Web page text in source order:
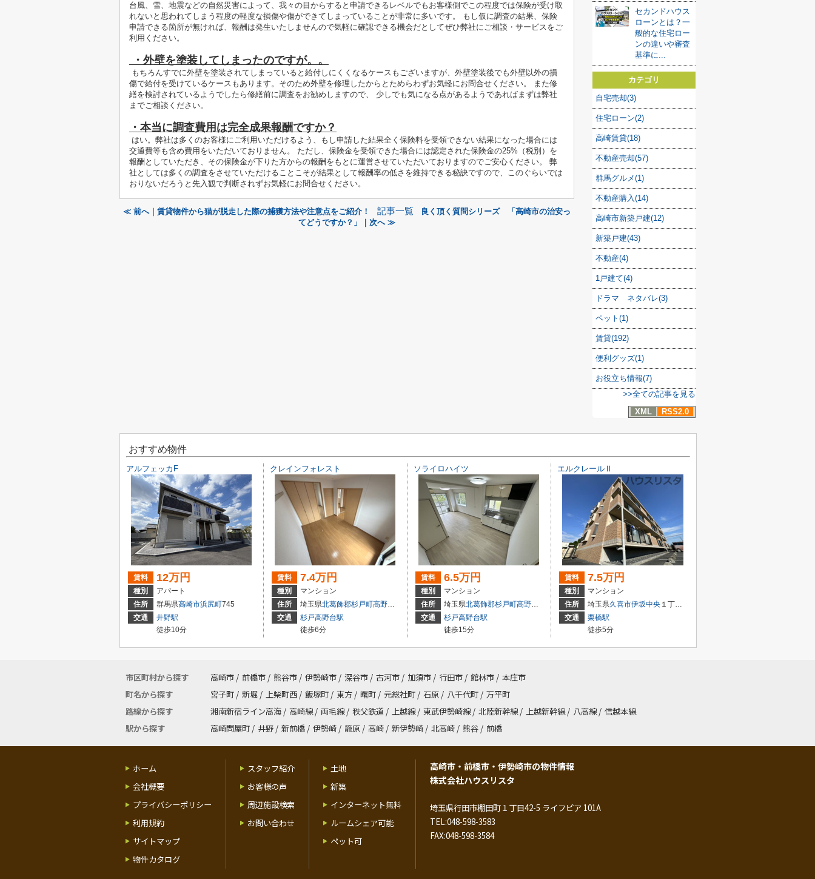
台風、雪、地震などの自然災害によって、我々の目からすると申請できるレベルでもお客様側でこの程度では保険が受け取
れないと思われてしまう程度の軽度な損傷や傷ができてしまっていることが非常に多いです。 もし仮に調査の結果、保険
申請できる箇所が無ければ、報酬は発生いたしませんので気軽に確認できる機会だとしてぜひ弊社にご相談・サービスをご
利用ください。
・外壁を塗装してしまったのですが。。
もちろんすでに外壁を塗装されてしまっていると給付しにくくなるケースもございますが​、外壁塗装後でも外壁以外の損
傷で給付を受けているケースもあります。そのため外壁を修理したからとためらわずお気軽にお問合せください。 また修
繕を検討されているようでしたら修繕前に調査をお勧めしますので、 ​少しでも気になる点があるようであればまずは弊社
までご相談ください。
・本当に調査費用は完全成果報酬ですか？
はい。弊社は多くのお客様にご利用いただけるよう、もし申請した結果全く保険料を受領できない結果になった場合には
交通費等も含め費用をいただいておりません。 ただし、保険金を受領できた場合には認定された保険金の25%（税別）を
報酬としていただき、その保険金が下りた方からの報酬をもとに運営させていただいておりますのでご安心ください。 弊
社としては多くの調査をさせていただけることこそが結果として報酬率の低さを維持できる秘訣ですので、このぐらいでは
おりないだろうと先入観で判断されずお気軽にお問合せください。
≪ 前へ｜賃貸物件から猫が脱走した際の捕獲方法や注意点をご紹介！ 記事一覧
良く頂く質問シリーズ 「高崎市の治安っ
てどうですか？」｜次へ ≫
セカンドハウス
ローンとは？一
般的な住宅ロー
ンの違いや審査
基準に...
カテゴリ
自宅売却(3)
住宅ローン(2)
高崎賃貸(18)
不動産売却(57)
群馬グルメ(1)
不動産購入(14)
高崎市新築戸建(12)
新築戸建(43)
不動産(4)
1戸建て(4)
ドラマ ネタバレ(3)
ペット(1)
賃貸(192)
便利グッズ(1)
お役立ち情報(7)
>>全ての記事を見る
XML
RSS2.0
おすすめ物件
アルフェッカF
賃料 12万円
種別
アパート
住所
群馬県高崎市浜尻町745
交通
井野駅
徒歩10分
クレインフォレスト
賃料 7.4万円
種別
マンション
住所
埼玉県北葛飾郡杉戸町高野台西
３丁目1-1
交通
杉戸高野台駅
徒歩6分
ソライロハイツ
賃料 6.5万円
種別
マンション
住所
埼玉県北葛飾郡杉戸町高野台西
５丁目11-1
交通
杉戸高野台駅
徒歩15分
エルクレールⅡ
賃料 7.5万円
種別
マンション
住所
埼玉県久喜市伊坂中央 １丁目12₋1
交通
栗橋駅
徒歩5分
市区町村から探す 高崎市 / 前橋市 / 熊谷市 / 伊勢崎市 / 深谷市 / 古河市 / 加須市 / 行田市 / 館林市 / 本庄市
町名から探す
宮子町 / 新堀 / 上柴町西 / 飯塚町 / 東方 / 曙町 / 元総社町 / 石原 / 八千代町 / 万平町
路線から探す
湘南新宿ライン高海 / 高崎線 / 両毛線 / 秩父鉄道 / 上越線 / 東武伊勢崎線 / 北陸新幹線 / 上越新幹線 / 八高線 / 信越本線
駅から探す
高崎問屋町 / 井野 / 新前橋 / 伊勢崎 / 籠原 / 高崎 / 新伊勢崎 / 北高崎 / 熊谷 / 前橋
ホーム
会社概要
プライバシーポリシー
利用規約
サイトマップ
物件カタログ
スタッフ紹介
お客様の声
周辺施設検索
お問い合わせ
土地
新築
インターネット無料
ルームシェア可能
ペット可
高崎市・前橋市・伊勢崎市の物件情報
株式会社ハウスリスタ
埼玉県行田市棚田町１丁目42-5 ライフピア 101A
TEL:048-598-3583
FAX:048-598-3584